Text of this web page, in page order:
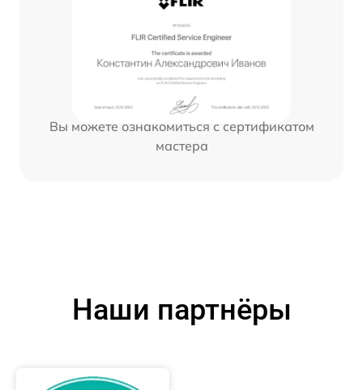
Вы можете ознакомиться с сертификатом
мастера
Наши партнёры